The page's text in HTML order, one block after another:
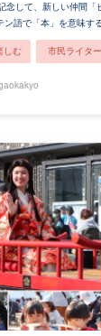
念して、新しい仲間「
ン語で「本」を意味す
しむ 市民ライター